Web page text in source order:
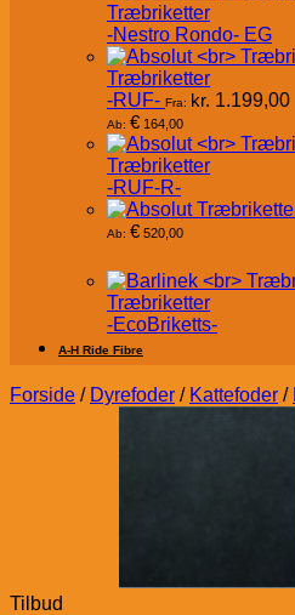
Træbriketter
-Nestro Rondo- EG
Træbriketter
-RUF- Fra: kr. 1.199,00
Ab: € 164,00
Træbriketter
-RUF-R-
Ab: € 520,00
Træbriketter
-EcoBriketts-
A-H Ride Fibre
Forside / Dyrefoder / Kattefoder /
Tilbud